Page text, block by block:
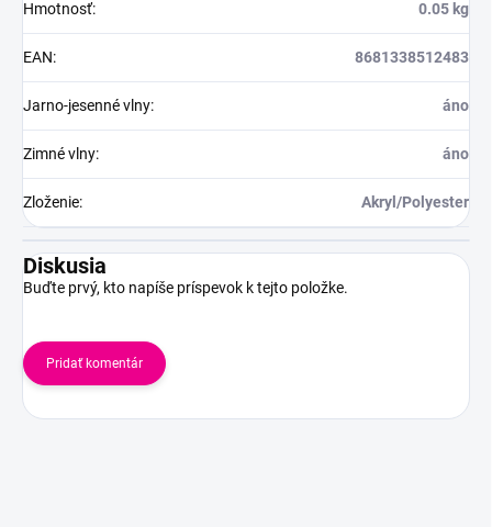
Hmotnosť: 0.05 kg
EAN: 8681338512483
Jarno-jesenné vlny: áno
Zimné vlny: áno
Zloženie: Akryl/Polyester
Diskusia
Buďte prvý, kto napíše príspevok k tejto položke.
Pridať komentár